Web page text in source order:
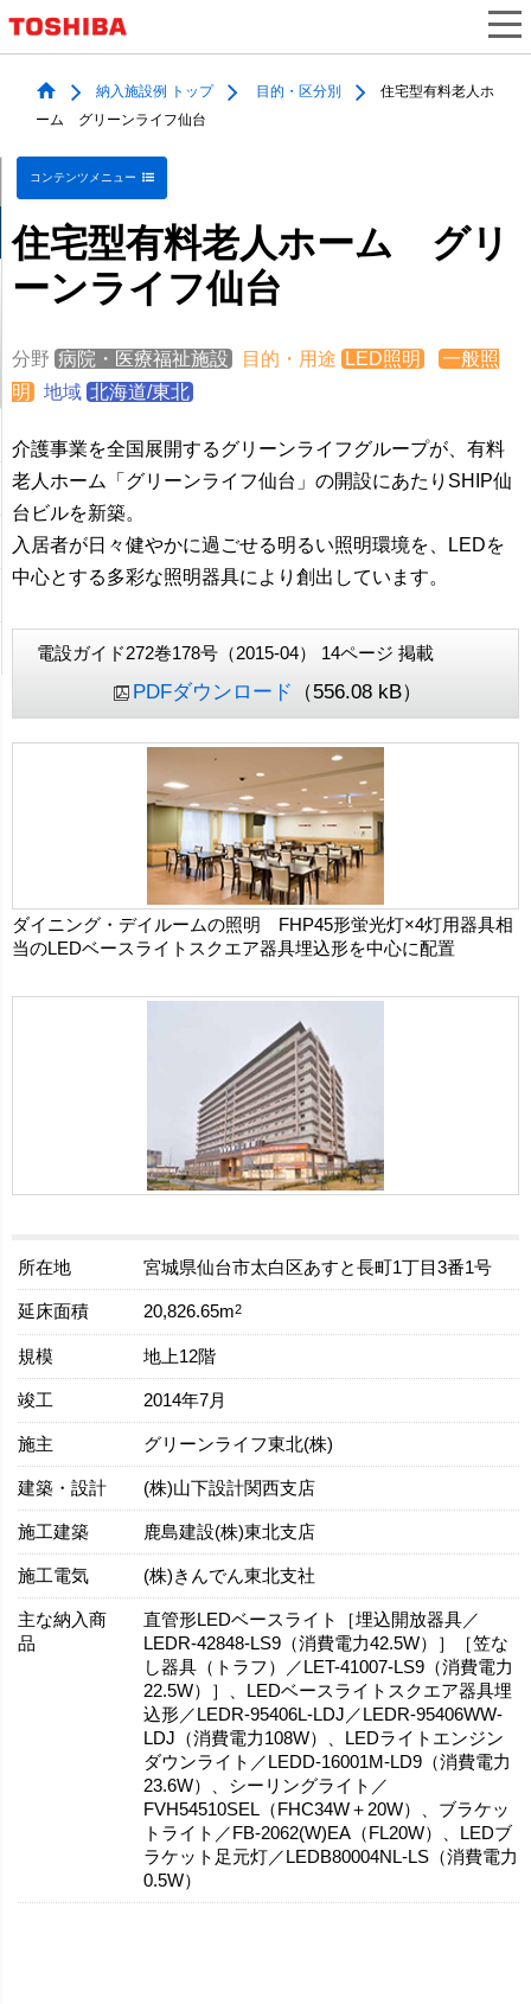
納入施設例 トップ 目的・区分別
住宅型有料老人ホ
ーム グリーンライフ仙台
コンテンツメニュー
住宅型有料老人ホーム グリ
ーンライフ仙台
分野 病院・医療福祉施設 目的・用途 LED照明
一般照
明
地域 北海道/東北
介護事業を全国展開するグリーンライフグループが、有料
老人ホーム「グリーンライフ仙台」の開設にあたりSHIP仙
台ビルを新築。
入居者が日々健やかに過ごせる明るい照明環境を、LEDを
中心とする多彩な照明器具により創出しています。
電設ガイド272巻178号（2015-04） 14ページ 掲載
PDFダウンロード （556.08 kB）
ダイニング・デイルームの照明 FHP45形蛍光灯×4灯用器具相
当のLEDベースライトスクエア器具埋込形を中心に配置
所在地 宮城県仙台市太白区あすと長町1丁目3番1号
延床面積 20,826.65m2
規模 地上12階
竣工 2014年7月
施主 グリーンライフ東北(株)
建築・設計 (株)山下設計関西支店
施工建築 鹿島建設(株)東北支店
施工電気 (株)きんでん東北支社
主な納入商
品
直管形LEDベースライト［埋込開放器具／
LEDR-42848-LS9（消費電力42.5W）］［笠な
し器具（トラフ）／LET-41007-LS9（消費電力
22.5W）］、LEDベースライトスクエア器具埋
込形／LEDR-95406L-LDJ／LEDR-95406WW-
LDJ（消費電力108W）、LEDライトエンジン
ダウンライト／LEDD-16001M-LD9（消費電力
23.6W）、シーリングライト／
FVH54510SEL（FHC34W＋20W）、ブラケッ
トライト／FB-2062(W)EA（FL20W）、LEDブ
ラケット足元灯／LEDB80004NL-LS（消費電力
0.5W）